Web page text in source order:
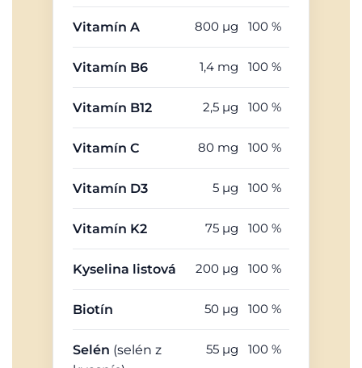
Vitamín A 800 µg 100 %
Vitamín B6 1,4 mg 100 %
Vitamín B12 2,5 µg 100 %
Vitamín C 80 mg 100 %
Vitamín D3 5 µg 100 %
Vitamín K2 75 µg 100 %
Kyselina listová 200 µg 100 %
Biotín 50 µg 100 %
Selén (selén z
55 µg 100 %